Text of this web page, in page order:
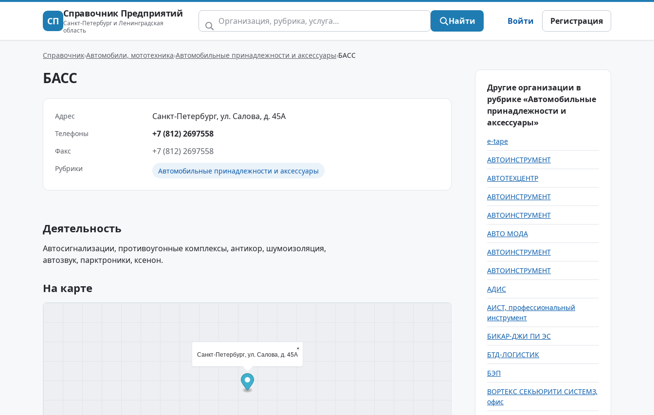
СП
Справочник Предприятий
Санкт-Петербург и Ленинградская
область
Найти Войти Регистрация
Справочник Автомобили, мототехника Автомобильные принадлежности и аксессуары БАСС
БАСС
Адрес Санкт-Петербург, ул. Салова, д. 45А
Телефоны +7 (812) 2697558
Факс +7 (812) 2697558
Рубрики Автомобильные принадлежности и аксессуары
Деятельность
Автосигнализации, противоугонные комплексы, антикор, шумоизоляция,
автозвук, парктроники, ксенон.
На карте
Санкт-Петербург, ул. Салова, д. 45А
×
Другие организации в
рубрике «Автомобильные
принадлежности и
аксессуары»
e-tape
АВТОИНСТРУМЕНТ
АВТОТЕХЦЕНТР
АВТОИНСТРУМЕНТ
АВТОИНСТРУМЕНТ
АВТО МОДА
АВТОИНСТРУМЕНТ
АВТОИНСТРУМЕНТ
АДИС
АИСТ, профессиональный
инструмент
БИКАР-ДЖИ ПИ ЭС
БТД-ЛОГИСТИК
БЭП
ВОРТЕКС СЕКЬЮРИТИ СИСТЕМЗ,
офис